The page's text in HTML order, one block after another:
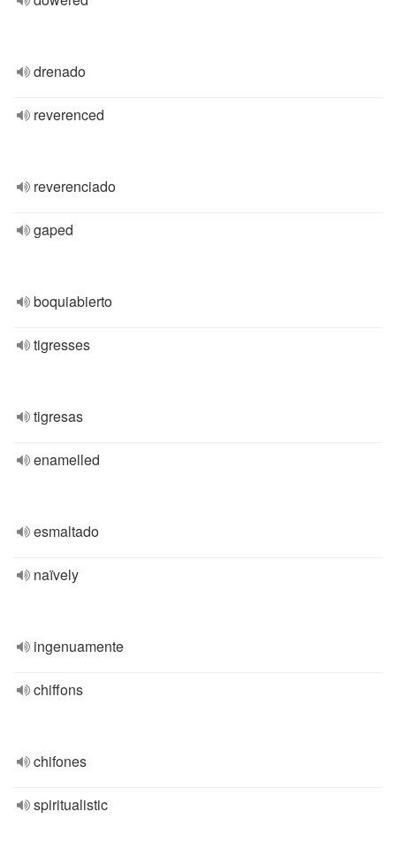
drenado
reverenced
reverenciado
gaped
boquiabierto
tigresses
tigresas
enamelled
esmaltado
naïvely
ingenuamente
chiffons
chifones
spiritualistic